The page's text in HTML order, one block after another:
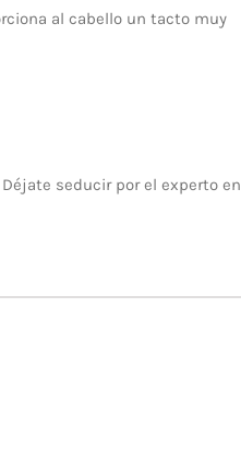
al cabello un tacto muy
seducir por el experto en